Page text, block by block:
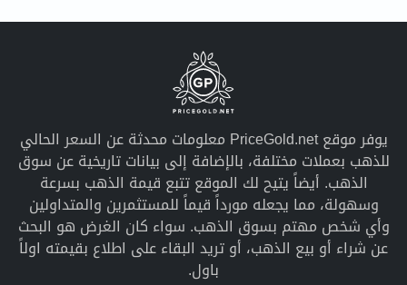
يوفر موقع PriceGold.net معلومات محدثة عن السعر الحالي
للذهب بعملات مختلفة، بالإضافة إلى بيانات تاريخية عن سوق
الذهب. أيضاً يتيح لك الموقع تتبع قيمة الذهب بسرعة
وسهولة، مما يجعله مورداً قيماً للمستثمرين والمتداولين
وأي شخص مهتم بسوق الذهب. سواء كان الغرض هو البحث
عن شراء أو بيع الذهب، أو تريد البقاء على اطلاع بقيمته اولاً
باول.